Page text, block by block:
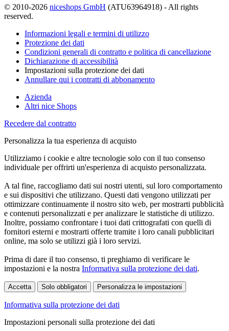
© 2010-2026 niceshops GmbH (ATU63964918) - All rights
reserved.
Informazioni legali e termini di utilizzo
Protezione dei dati
Condizioni generali di contratto e politica di cancellazione
Dichiarazione di accessibilità
Impostazioni sulla protezione dei dati
Annullare qui i contratti di abbonamento
Azienda
Altri nice Shops
Recedere dal contratto
Personalizza la tua esperienza di acquisto
Utilizziamo i cookie e altre tecnologie solo con il tuo consenso
individuale per offrirti un'esperienza di acquisto personalizzata.
A tal fine, raccogliamo dati sui nostri utenti, sul loro comportamento
e sui dispositivi che utilizzano. Questi dati vengono utilizzati per
ottimizzare continuamente il nostro sito web, per mostrarti pubblicità
e contenuti personalizzati e per analizzare le statistiche di utilizzo.
Inoltre, possiamo confrontare i tuoi dati crittografati con quelli di
fornitori esterni e mostrarti offerte tramite i loro canali pubblicitari
online, ma solo se utilizzi già i loro servizi.
Prima di dare il tuo consenso, ti preghiamo di verificare le
impostazioni e la nostra Informativa sulla protezione dei dati.
Accetta Solo obbligatori Personalizza le impostazioni
Informativa sulla protezione dei dati
Impostazioni personali sulla protezione dei dati